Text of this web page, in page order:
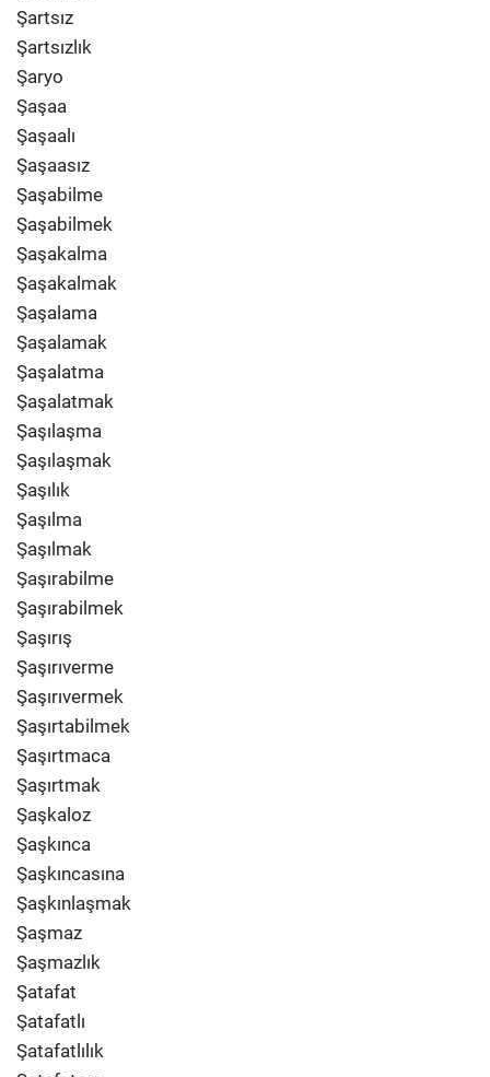
Şartsız
Şartsızlık
Şaryo
Şaşaa
Şaşaalı
Şaşaasız
Şaşabilme
Şaşabilmek
Şaşakalma
Şaşakalmak
Şaşalama
Şaşalamak
Şaşalatma
Şaşalatmak
Şaşılaşma
Şaşılaşmak
Şaşılık
Şaşılma
Şaşılmak
Şaşırabilme
Şaşırabilmek
Şaşırış
Şaşırıverme
Şaşırıvermek
Şaşırtabilmek
Şaşırtmaca
Şaşırtmak
Şaşkaloz
Şaşkınca
Şaşkıncasına
Şaşkınlaşmak
Şaşmaz
Şaşmazlık
Şatafat
Şatafatlı
Şatafatlılık